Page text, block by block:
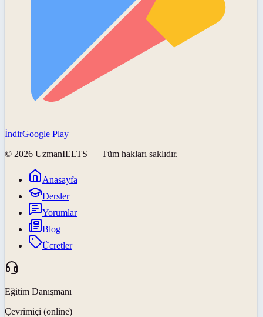
İndirGoogle Play
© 2026 UzmanIELTS — Tüm hakları saklıdır.
Anasayfa
Dersler
Yorumlar
Blog
Ücretler
Eğitim Danışmanı
Çevrimiçi (online)